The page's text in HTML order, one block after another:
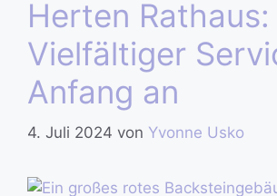
Herten Rathaus:
Vielfältiger
Anfang an
4. Juli 2024 von Yvonne Usko